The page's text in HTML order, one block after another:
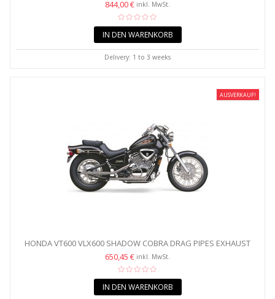
844,00 € inkl. MwSt.
IN DEN WARENKORB
Delivery: 1 to 3 weeks
AUSVERKAUF!
HONDA VT600 VLX600 SHADOW COBRA DRAG PIPES EXHAUST
SYSTEM
650,45 € inkl. MwSt.
IN DEN WARENKORB